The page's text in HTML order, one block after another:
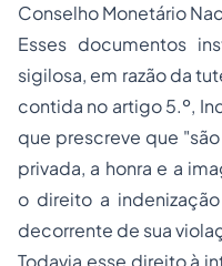
Conselho Monetário
Esses documentos
sigilosa, em razão da
contida no artigo 5.º,
que prescreve que
privada, a honra e a
o direito a
decorrente de sua
Todavia esse direito à